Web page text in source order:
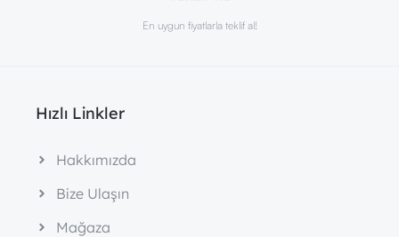
En uygun fiyatlarla teklif al!
Hızlı Linkler
Hakkımızda
Bize Ulaşın
Mağaza